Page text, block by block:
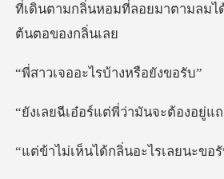
ที่เดินตามกลิ่นหอมที่ลอยมาตา
อะไรบ้างหร
่พี่ว่ามันจะต้องอ
กลิ่นอะไรเลยนะขอร